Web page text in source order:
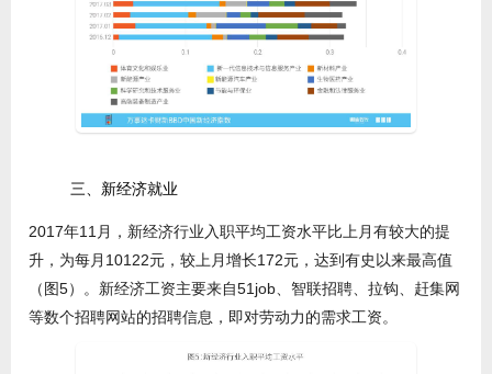
三、新经济就业
2017年11月，新经济行业入职平均工资水平比上月有较大的提
升，为每月10122元，较上月增长172元，达到有史以来最高值
（图5）。新经济工资主要来自51job、智联招聘、拉钩、赶集网
等数个招聘网站的招聘信息，即对劳动力的需求工资。